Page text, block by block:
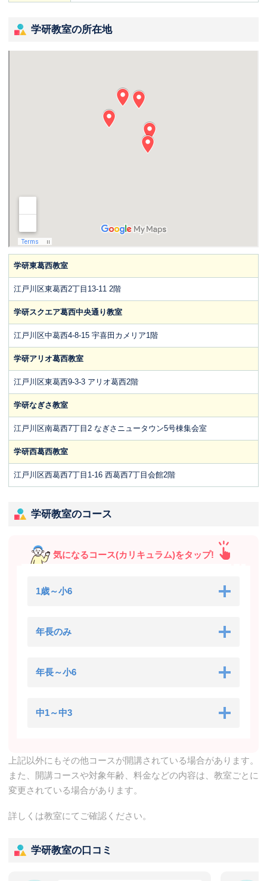
学研教室の所在地
学研東葛西教室
江戸川区東葛西2丁目13-11 2階
学研スクエア葛西中央通り教室
江戸川区中葛西4-8-15 宇喜田カメリア1階
学研アリオ葛西教室
江戸川区東葛西9-3-3 アリオ葛西2階
学研なぎさ教室
江戸川区南葛西7丁目2 なぎさニュータウン5号棟集会室
学研西葛西教室
江戸川区西葛西7丁目1-16 西葛西7丁目会館2階
学研教室のコース
気になるコース(カリキュラム)をタップ!
1歳～小6
年長のみ
年長～小6
中1～中3
上記以外にもその他コースが開講されている場合があります。
また、開講コースや対象年齢、料金などの内容は、教室ごとに
変更されている場合があります。
詳しくは教室にてご確認ください。
学研教室の口コミ